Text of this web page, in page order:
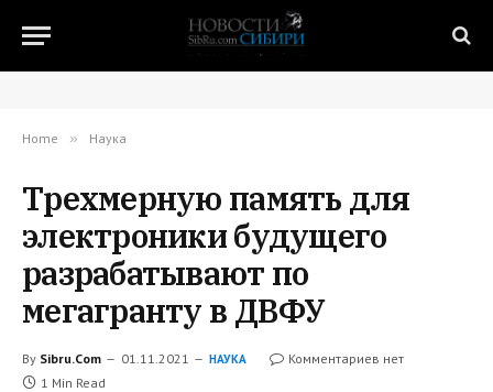
Home » Наука
Трехмерную память для
электроники будущего
разрабатывают по
мегагранту в ДВФУ
By Sibru.Com 01.11.2021 НАУКА
Комментариев нет
1 Min Read